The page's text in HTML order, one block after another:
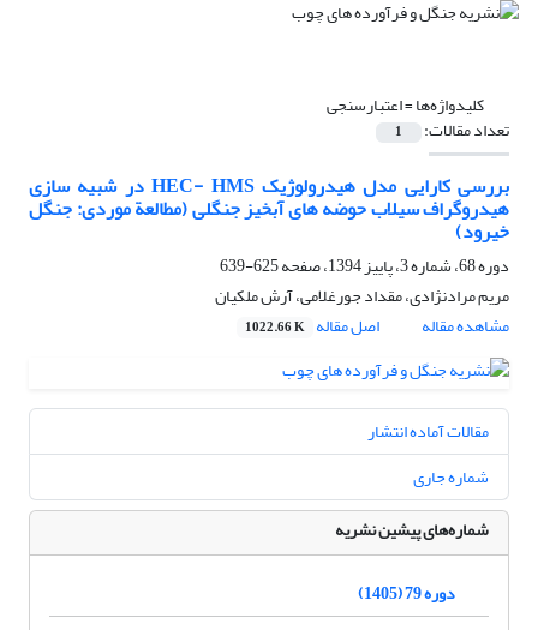
کلیدواژه‌ها =اعتبار‏سنجی
تعداد مقالات: 1
بررسی کارایی مدل هیدرولوژیک HEC- HMS در شبیه‏ سازی
هیدروگراف سیلاب حوضه‏ های آبخیز جنگلی (مطالعة موردی: جنگل
خیرود)
دوره 68، شماره 3، پاییز 1394، صفحه
625-639
مریم مرادنژادی، مقداد جورغلامی، آرش ملکیان
مشاهده مقاله
اصل مقاله 1022.66 K
مقالات آماده انتشار
شماره جاری
شماره‌های پیشین نشریه
دوره 79 (1405)